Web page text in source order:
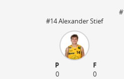
#14 Alexander Stief
P
F
0
0